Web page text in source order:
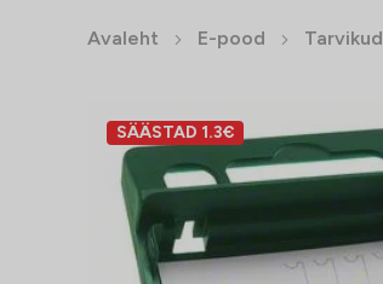
Avaleht E-pood Tarvikud
SÄÄSTAD 1.3€